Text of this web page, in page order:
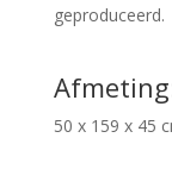
geproduceerd.
50 x 159 x 45